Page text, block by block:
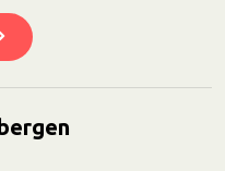
gauw verder voor meer